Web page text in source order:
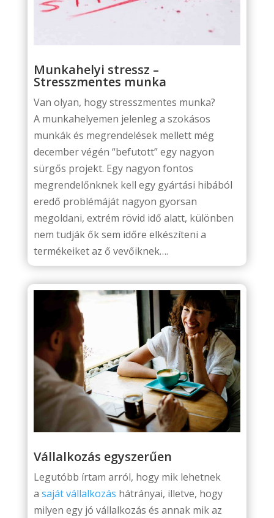
Munkahelyi stressz –
Stresszmentes munka
Van olyan, hogy stresszmentes munka?
A munkahelyemen jelenleg a szokásos
munkák és megrendelések mellett még
december végén “befutott” egy nagyon
sürgős projekt. Egy nagyon fontos
megrendelőnknek kell egy gyártási hibából
eredő problémáját nagyon gyorsan
megoldani, extrém rövid idő alatt, különben
nem tudják ők sem időre elkészíteni a
termékeiket az ő vevőiknek….
Vállalkozás egyszerűen
Legutóbb írtam arról, hogy mik lehetnek
a saját vállalkozás hátrányai, illetve, hogy
milyen egy jó vállalkozás és annak mik az